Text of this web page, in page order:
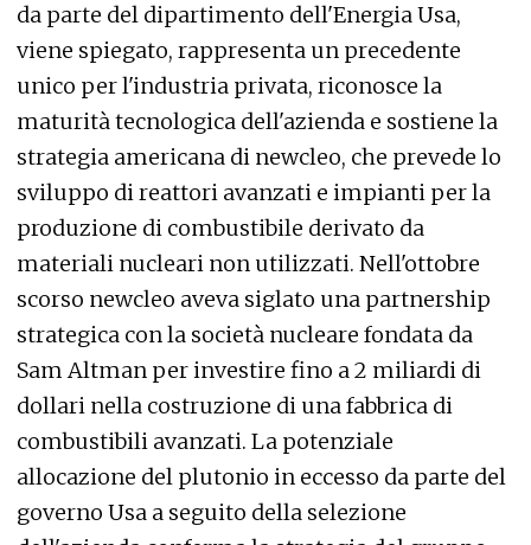
da parte del dipartimento dell'Energia Usa,
viene spiegato, rappresenta un precedente
unico per l'industria privata, riconosce la
maturità tecnologica dell'azienda e sostiene la
strategia americana di newcleo, che prevede lo
sviluppo di reattori avanzati e impianti per la
produzione di combustibile derivato da
materiali nucleari non utilizzati. Nell'ottobre
scorso newcleo aveva siglato una partnership
strategica con la società nucleare fondata da
Sam Altman per investire fino a 2 miliardi di
dollari nella costruzione di una fabbrica di
combustibili avanzati. La potenziale
allocazione del plutonio in eccesso da parte del
governo Usa a seguito della selezione